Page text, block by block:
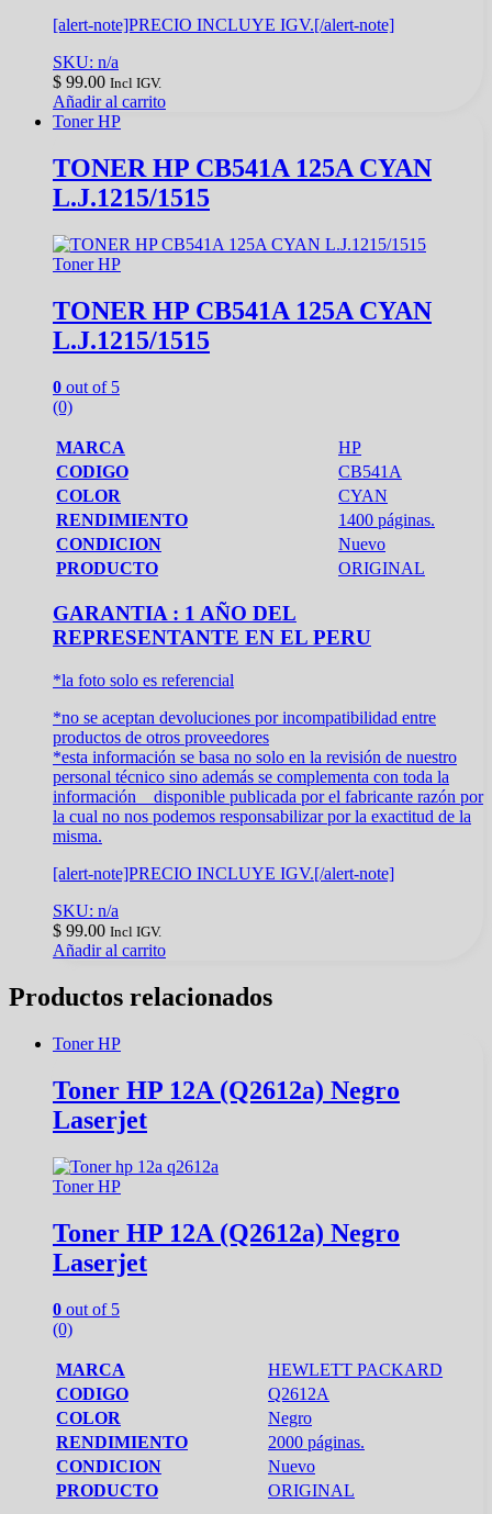
[alert-note]PRECIO INCLUYE IGV.[/alert-note]
SKU: n/a
$ 99.00 Incl IGV.
Añadir al carrito
Toner HP
TONER HP CB541A 125A CYAN
L.J.1215/1515
Toner HP
TONER HP CB541A 125A CYAN
L.J.1215/1515
0 out of 5
(0)
MARCA
HP
CODIGO
CB541A
COLOR
CYAN
RENDIMIENTO
1400 páginas.
CONDICION
Nuevo
PRODUCTO
ORIGINAL
GARANTIA : 1 AÑO DEL
REPRESENTANTE EN EL PERU
*la foto solo es referencial
*no se aceptan devoluciones por incompatibilidad entre
productos de otros proveedores
*esta información se basa no solo en la revisión de nuestro
personal técnico sino además se complementa con toda la
información disponible publicada por el fabricante razón por
la cual no nos podemos responsabilizar por la exactitud de la
misma.
[alert-note]PRECIO INCLUYE IGV.[/alert-note]
SKU: n/a
$ 99.00 Incl IGV.
Añadir al carrito
Productos relacionados
Toner HP
Toner HP 12A (Q2612a) Negro
Laserjet
Toner HP
Toner HP 12A (Q2612a) Negro
Laserjet
0 out of 5
(0)
MARCA
HEWLETT PACKARD
CODIGO
Q2612A
COLOR
Negro
RENDIMIENTO
2000 páginas.
CONDICION
Nuevo
PRODUCTO
ORIGINAL